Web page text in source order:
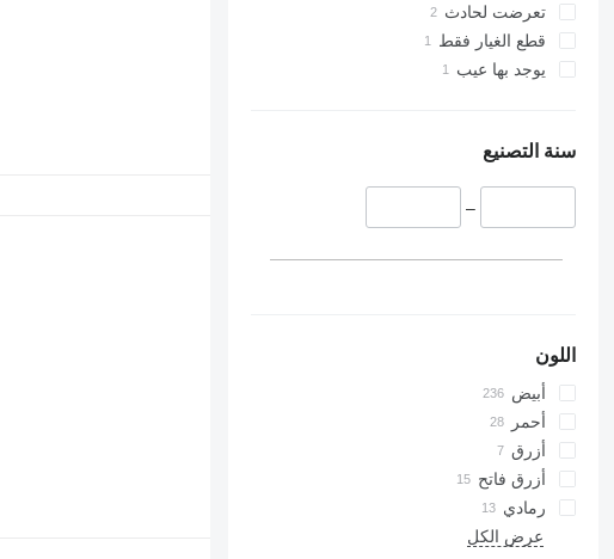
تعرضت لحادث
قطع الغيار فقط
يوجد بها عيب
سنة التصنيع
–
اللون
أبيض
أحمر
أزرق
أزرق فاتح
رمادي
عرض الكل